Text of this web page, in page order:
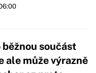
součást
ale může výrazně